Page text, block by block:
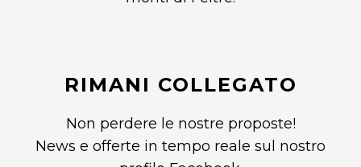
RIMANI COLLEGATO
Non perdere le nostre proposte!
News e offerte in tempo reale sul nostro